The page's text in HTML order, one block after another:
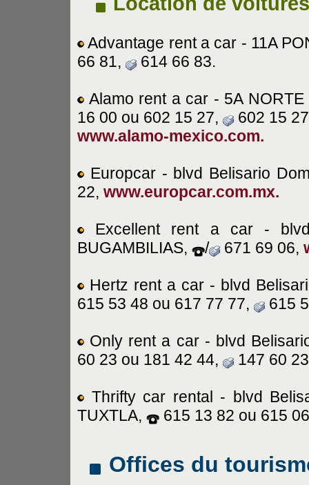
Advantage rent a car - 11A
66 81,
614 66 83.
Alamo rent a car - 5A
16 00 ou 602 15 27,
602 15 27
www.alamo-mexico.com.
Europcar - blvd Belisario
22, www.europcar.com.mx.
Excellent rent a car -
BUGAMBILIAS,
/ 671 69 06,
Hertz rent a car - blvd
615 53 48 ou 617 77 77,
615
Only rent a car - blvd
60 23 ou 181 42 44,
147 60
Thrifty car rental - blvd
TUXTLA,
615 13 82 ou 615
Offices du